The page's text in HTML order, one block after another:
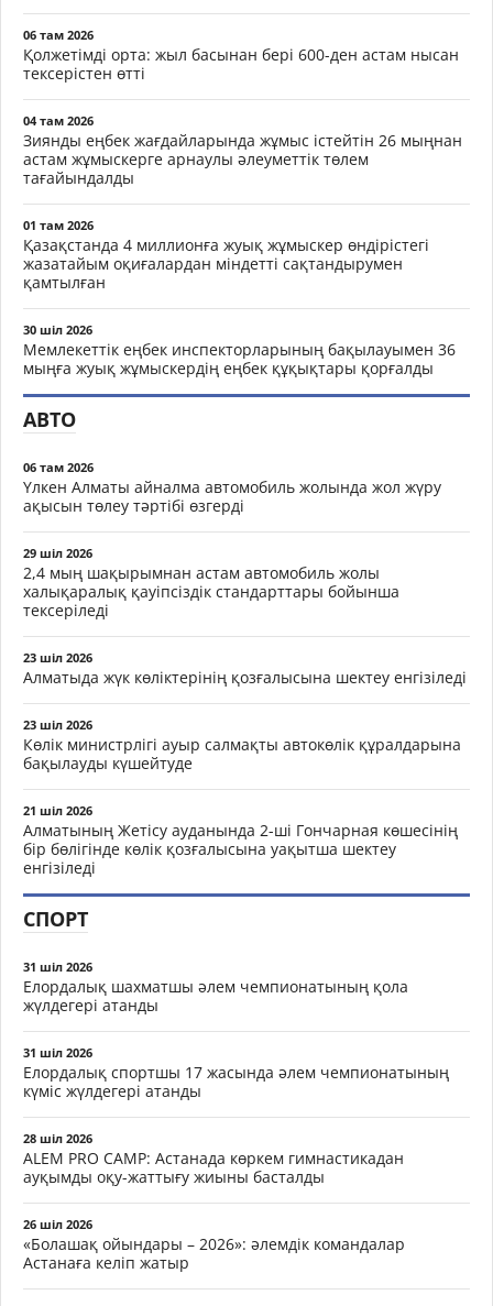
06 там 2026
Қолжетімді орта: жыл басынан бері 600-ден астам нысан
тексерістен өтті
04 там 2026
Зиянды еңбек жағдайларында жұмыс істейтін 26 мыңнан
астам жұмыскерге арнаулы әлеуметтік төлем
тағайындалды
01 там 2026
Қазақстанда 4 миллионға жуық жұмыскер өндірістегі
жазатайым оқиғалардан міндетті сақтандырумен
қамтылған
30 шіл 2026
Мемлекеттік еңбек инспекторларының бақылауымен 36
мыңға жуық жұмыскердің еңбек құқықтары қорғалды
АВТО
06 там 2026
Үлкен Алматы айналма автомобиль жолында жол жүру
ақысын төлеу тәртібі өзгерді
29 шіл 2026
2,4 мың шақырымнан астам автомобиль жолы
халықаралық қауіпсіздік стандарттары бойынша
тексеріледі
23 шіл 2026
Алматыда жүк көліктерінің қозғалысына шектеу енгізіледі
23 шіл 2026
Көлік министрлігі ауыр салмақты автокөлік құралдарына
бақылауды күшейтуде
21 шіл 2026
Алматының Жетісу ауданында 2-ші Гончарная көшесінің
бір бөлігінде көлік қозғалысына уақытша шектеу
енгізіледі
СПОРТ
31 шіл 2026
Елордалық шахматшы әлем чемпионатының қола
жүлдегері атанды
31 шіл 2026
Елордалық спортшы 17 жасында әлем чемпионатының
күміс жүлдегері атанды
28 шіл 2026
ALEM PRO CAMP: Астанада көркем гимнастикадан
ауқымды оқу-жаттығу жиыны басталды
26 шіл 2026
«Болашақ ойындары – 2026»: әлемдік командалар
Астанаға келіп жатыр